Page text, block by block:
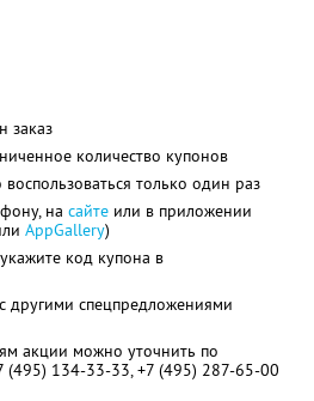
заказ
количество купонов
только один раз
на сайте или в приложении
AppGallery)
код купона в
другими спецпредложениями
акции можно уточнить по
(495) 134-33-33, +7 (495) 287-65-00